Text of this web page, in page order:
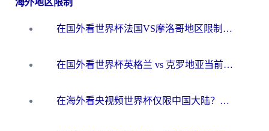
海外地区限制
在国外看世界杯法国VS摩洛哥地区限制？这篇指南让你流畅看中文解说无压力
在国外看世界杯英格兰 vs 克罗地亚当前地区不可播放？这篇指南帮你搞定所有海外观赛难题
在海外看央视频世界杯仅限中国大陆？这篇指南帮你解锁中文解说+无卡顿直播